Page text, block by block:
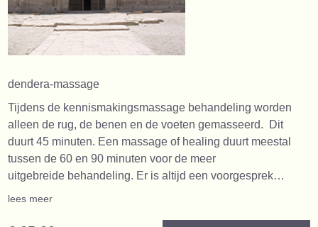
dendera-massage
Tijdens de kennismakingsmassage behandeling worden
alleen de rug, de benen en de voeten gemasseerd. Dit
duurt 45 minuten. Een massage of healing duurt meestal
tussen de 60 en 90 minuten voor de meer
uitgebreide behandeling. Er is altijd een voorgesprek…
lees meer